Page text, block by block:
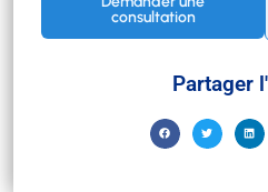
consultation
Partager